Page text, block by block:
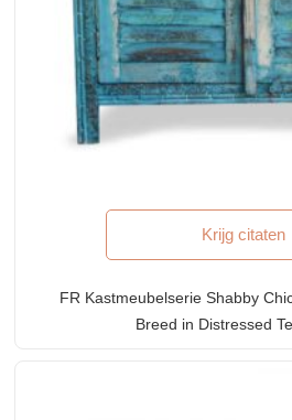
Krijg citaten
FR Kastmeubelserie Shabby
Breed in Distressed